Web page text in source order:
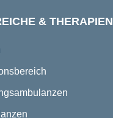
& THERAPIEN